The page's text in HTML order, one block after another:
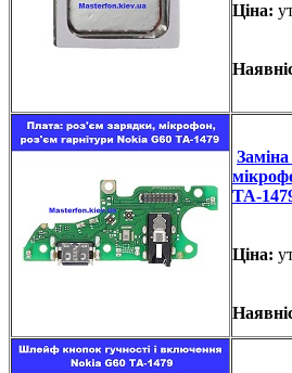
Ціна:
TA-
Ціна: